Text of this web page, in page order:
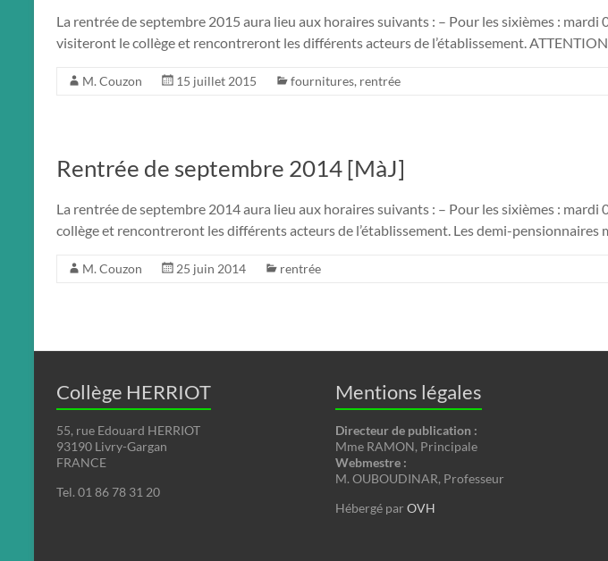
La rentrée de septembre 2015 aura lieu aux horaires suivants : – Pour les sixièmes :
visiteront le collège et rencontreront les différents acteurs de l’établissement.
M. Couzon 15 juillet 2015 fournitures, rentrée
Rentrée de septembre 2014 [MàJ]
La rentrée de septembre 2014 aura lieu aux horaires suivants : – Pour les sixièmes :
collège et rencontreront les différents acteurs de l’établissement. Les demi-pensionnaires
M. Couzon 25 juin 2014 rentrée
Collège HERRIOT
55, rue Edouard HERRIOT
93190 Livry-Gargan
FRANCE
Tel. 01 86 78 31 20
Mentions légales
Directeur de publication :
Mme RAMON, Principale
Webmestre :
M. OUBOUDINAR, Professeur
Hébergé par OVH